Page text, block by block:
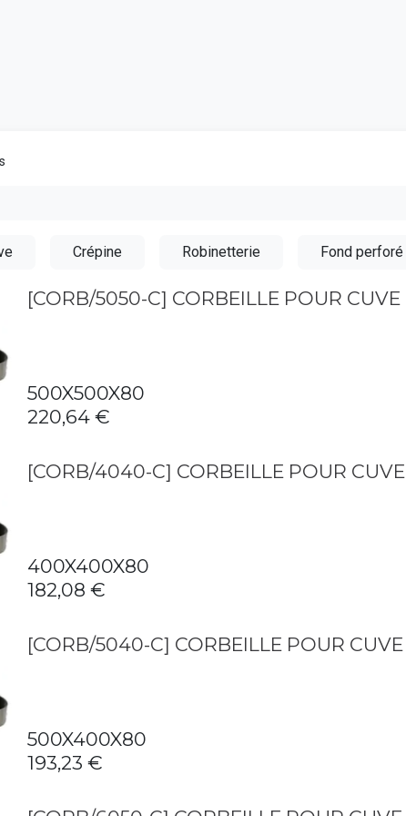
Crépine Robinetterie Fond perforé
[CORB/5050-C] CORBEILLE POUR CUVE
500X500X80
220,64 €
[CORB/4040-C] CORBEILLE POUR CUVE
400X400X80
182,08 €
[CORB/5040-C] CORBEILLE POUR CUVE
500X400X80
193,23 €